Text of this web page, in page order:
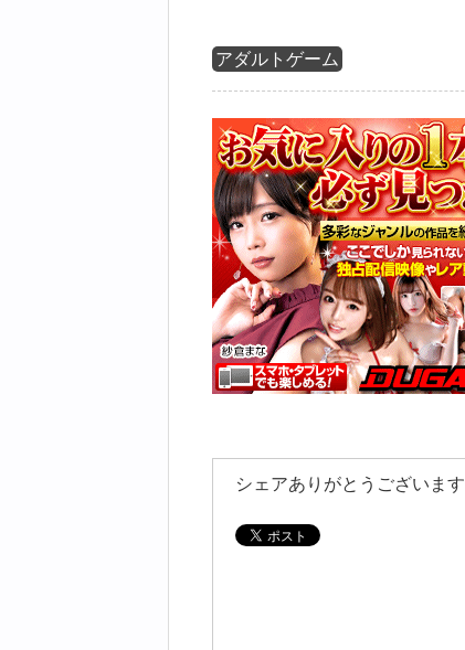
アダルトゲーム
シェアありがとうございます